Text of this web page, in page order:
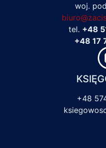
woj.
tel. +48
+48 17
+48